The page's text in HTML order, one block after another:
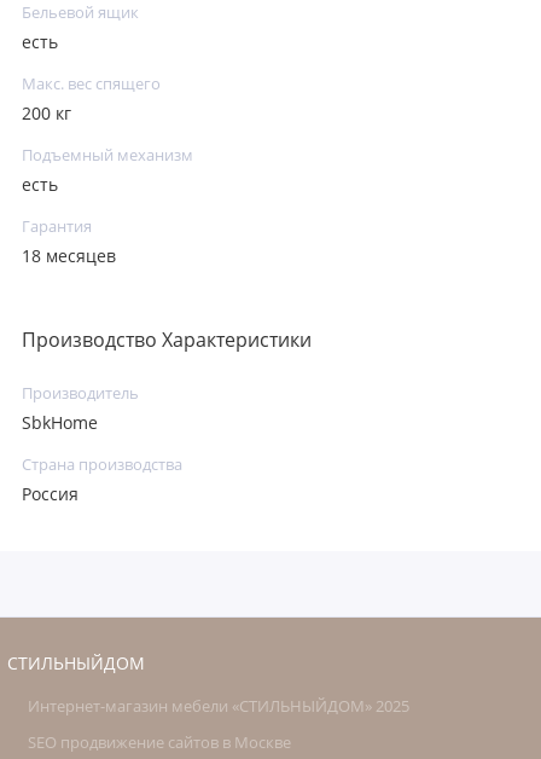
Бельевой ящик
есть
Макс. вес спящего
200 кг
Подъемный механизм
есть
Гарантия
18 месяцев
Производство Характеристики
Производитель
SbkHome
Страна производства
Россия
СТИЛЬНЫЙДОМ
Интернет-магазин мебели «СТИЛЬНЫЙДОМ» 2025
SEO продвижение сайтов в Москве